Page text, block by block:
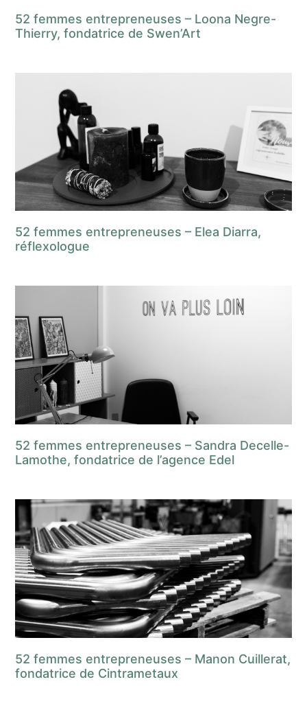
52 femmes entrepreneuses – Loona Negre-
Thierry, fondatrice de Swen’Art
52 femmes entrepreneuses – Elea Diarra,
réflexologue
52 femmes entrepreneuses – Sandra Decelle-
Lamothe, fondatrice de l’agence Edel
52 femmes entrepreneuses – Manon Cuillerat,
fondatrice de Cintrametaux